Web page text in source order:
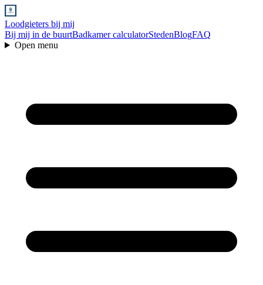
Loodgieters bij mij
Bij mij in de buurtBadkamer calculatorStedenBlogFAQ
Open menu